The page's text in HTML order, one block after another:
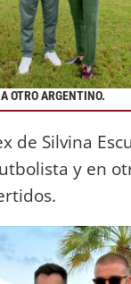
OTRO ARGENTINO.
de Silvina
y en